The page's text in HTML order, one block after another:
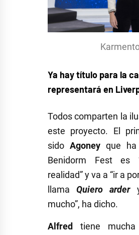
Ya hay título para la
representará en
Todos comparten la
este proyecto. El
sido Agoney que ha
Benidorm Fest es
realidad” y va a “ir a
llamaQuiero ardery
mucho”, ha dicho.
Alfred
tiene